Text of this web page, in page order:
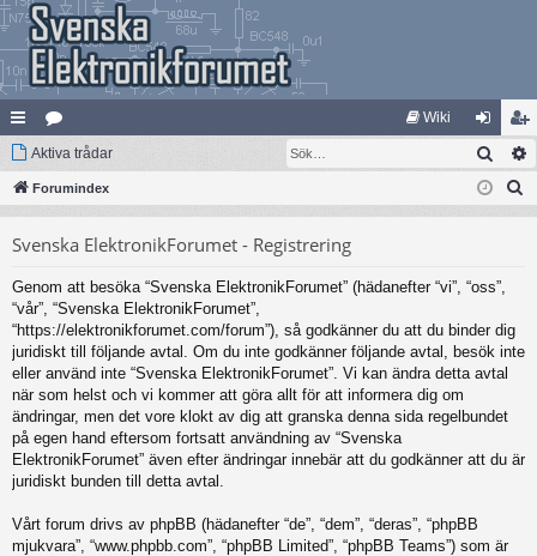
na
bb
ar
at
eg
Wiki
og
ga
li
m
Aktiva trådar Sök
Forumindex
Svenska ElektronikForumet - Registrering
Genom att besöka “Svenska ElektronikForumet” (hädanefter “vi”, “oss”,
“vår”, “Svenska ElektronikForumet”,
“https://elektronikforumet.com/forum”), så godkänner du att du binder dig
juridiskt till följande avtal. Om du inte godkänner följande avtal, besök inte
eller använd inte “Svenska ElektronikForumet”. Vi kan ändra detta avtal
när som helst och vi kommer att göra allt för att informera dig om
ändringar, men det vore klokt av dig att granska denna sida regelbundet
på egen hand eftersom fortsatt användning av “Svenska
ElektronikForumet” även efter ändringar innebär att du godkänner att du är
juridiskt bunden till detta avtal.
Vårt forum drivs av phpBB (hädanefter “de”, “dem”, “deras”, “phpBB
mjukvara”, “www.phpbb.com”, “phpBB Limited”, “phpBB Teams”) som är